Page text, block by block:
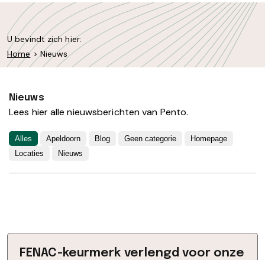
U bevindt zich hier:
Home>Nieuws
Nieuws
Lees hier alle nieuwsberichten van Pento.
Alles Apeldoorn Blog Geen categorie
Homepage
Locaties
Nieuws
FENAC-keurmerk verlengd voor onze